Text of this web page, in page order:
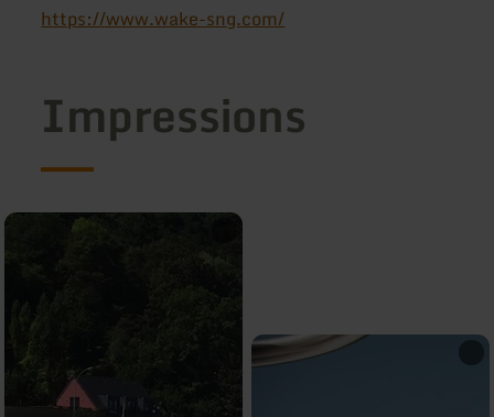
https://www.wake-sng.com/
Impressions